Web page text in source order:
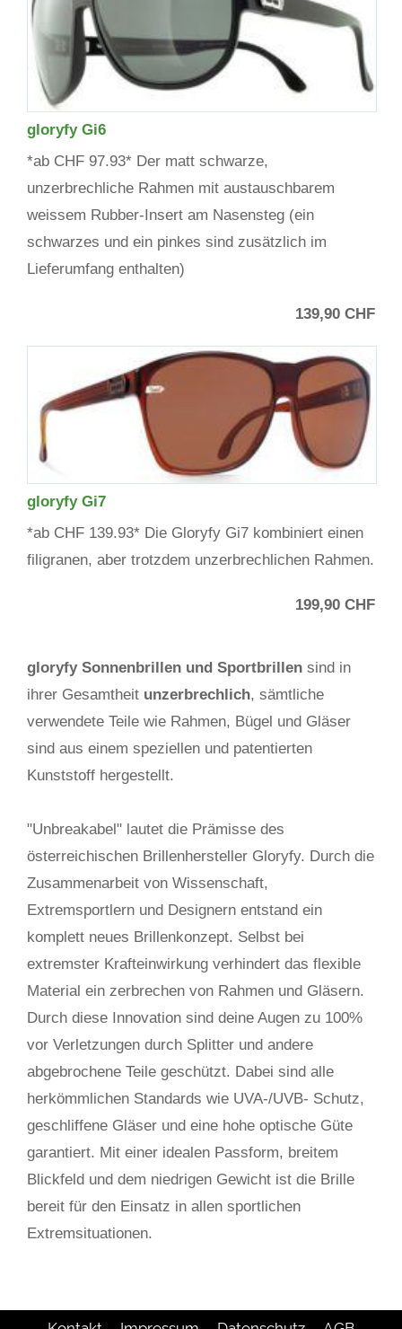
gloryfy Gi6
*ab CHF 97.93* Der matt schwarze,
unzerbrechliche Rahmen mit austauschbarem
weissem Rubber-Insert am Nasensteg (ein
schwarzes und ein pinkes sind zusätzlich im
Lieferumfang enthalten)
139,90 CHF
gloryfy Gi7
*ab CHF 139.93* Die Gloryfy Gi7 kombiniert einen
filigranen, aber trotzdem unzerbrechlichen Rahmen.
199,90 CHF
gloryfy Sonnenbrillen und Sportbrillen sind in
ihrer Gesamtheit unzerbrechlich, sämtliche
verwendete Teile wie Rahmen, Bügel und Gläser
sind aus einem speziellen und patentierten
Kunststoff hergestellt.
"Unbreakabel" lautet die Prämisse des
österreichischen Brillenhersteller Gloryfy. Durch die
Zusammenarbeit von Wissenschaft,
Extremsportlern und Designern entstand ein
komplett neues Brillenkonzept. Selbst bei
extremster Krafteinwirkung verhindert das flexible
Material ein zerbrechen von Rahmen und Gläsern.
Durch diese Innovation sind deine Augen zu 100%
vor Verletzungen durch Splitter und andere
abgebrochene Teile geschützt. Dabei sind alle
herkömmlichen Standards wie UVA-/UVB- Schutz,
geschliffene Gläser und eine hohe optische Güte
garantiert. Mit einer idealen Passform, breitem
Blickfeld und dem niedrigen Gewicht ist die Brille
bereit für den Einsatz in allen sportlichen
Extremsituationen.